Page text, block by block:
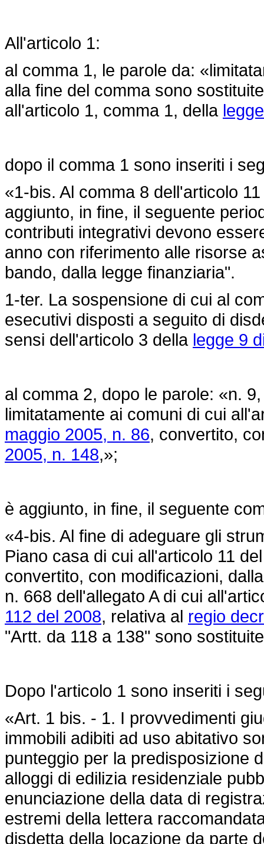
All'articolo 1:
al comma 1, le parole da:
alla fine del comma sono
all'articolo 1, comma 1, della
dopo il comma 1 sono inseriti i
«1-bis. Al comma 8 dell'articolo
aggiunto, in fine, il seguente
contributi integrativi devono
anno con riferimento alle risorse
bando, dalla legge finanziaria".
1-ter. La sospensione di cui al
esecutivi disposti a seguito di
sensi dell'articolo 3 della legge 9
al comma 2, dopo le parole: «n.
limitatamente ai comuni di cui
maggio 2005, n. 86, convertito,
2005, n. 148,»;
è aggiunto, in fine, il seguente
«4-bis. Al fine di adeguare gli
Piano casa di cui all'articolo 11
convertito, con modificazioni,
n. 668 dell'allegato A di cui
112 del 2008, relativa al regio
"Artt. da 118 a 138" sono
Dopo l'articolo 1 sono inseriti i
«Art. 1 bis. - 1. I provvedimenti
immobili adibiti ad uso abitativo
punteggio per la predisposizione
alloggi di edilizia residenziale
enunciazione della data di
estremi della lettera
disdetta della locazione da parte